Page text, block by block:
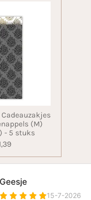
Cadeauzakjes
(M)
- 5 stuks